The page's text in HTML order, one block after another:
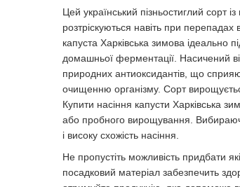
Цей український пізньостиглий сорт
розтріскуються навіть при перепадах
капуста Харківська зимова ідеально
домашньої ферментації. Насичений
природних антиоксидантів, що
очищенню організму. Сорт
Купити насіння капусти Харківська
або пробного вирощування. Вибираючи
і високу схожість насіння.
Не пропустіть можливість придбати
посадковий матеріал забезпечить